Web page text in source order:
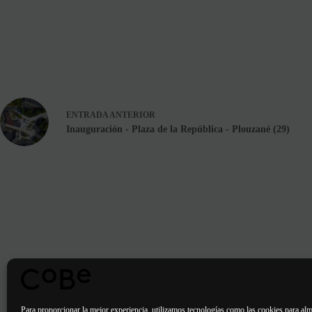
Para proporcionar la mejor experiencia, utilizamos tecnologías como las cookies para
ENTRADAANTERIOR
Inauguración - Plaza de la República - Plouzané (29)